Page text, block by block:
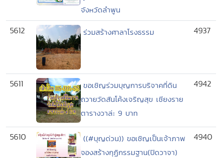
จังหวัดลำพูน
5612 ร่วมสร้าง​ศาลาโรง​ธรรม​ 4937
5611
ขอเชิญร่วมบุญการบริจาคที่ดิน
ถวายวัดสันโค้งเจริญสุข เชียงราย
ตารางวาล่ะ 9 บาท
4942
5610
((#บุญด่วน)) ขอเชิญเป็นเจ้าภาพ
จองสร้างกุฏิกรรมฐาน(ปิดวาจา)
4940